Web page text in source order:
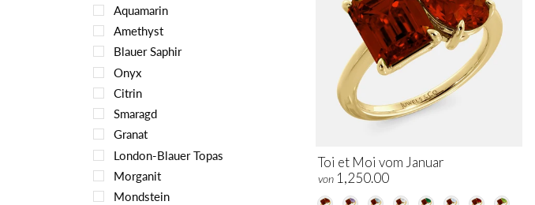
Aquamarin
Amethyst
Blauer Saphir
Onyx
Citrin
Smaragd
Granat
London-Blauer Topas
Morganit
Mondstein
Toi et Moi vom Januar
von 1,250.00